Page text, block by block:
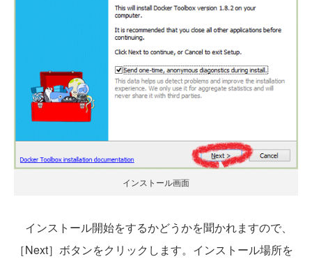
インストール画面
インストール開始をするかどうかを聞かれますので、
［Next］ボタンをクリックします。インストール場所を